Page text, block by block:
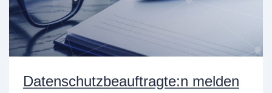
Datenschutzbeauftragte:n melden